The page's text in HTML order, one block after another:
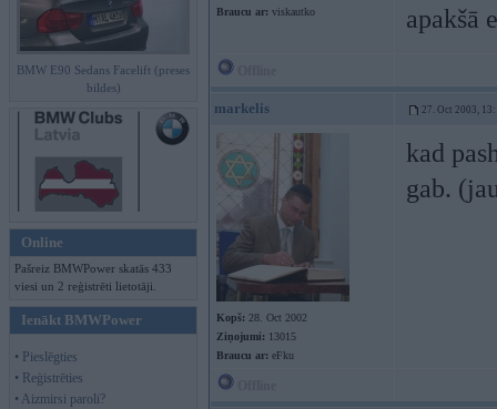
BMW E90 Sedans Facelift (preses
bildes)
Online
Pašreiz BMWPower skatās 433
viesi un 2 reģistrēti lietotāji.
Ienākt BMWPower
• Pieslēgties
• Reģistrēties
• Aizmirsi paroli?
Braucu ar: viskautko
apakšā
markelis 27. Oct 2003,
Kopš: 28. Oct 2002
Ziņojumi: 13015
Braucu ar: eFku
kad
gab.